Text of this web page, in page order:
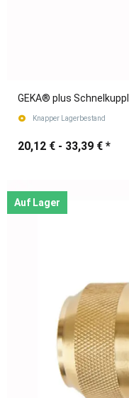
GEKA® plus
Knapper Lagerbestand
20,12 € - 33,39 € *
Auf Lager